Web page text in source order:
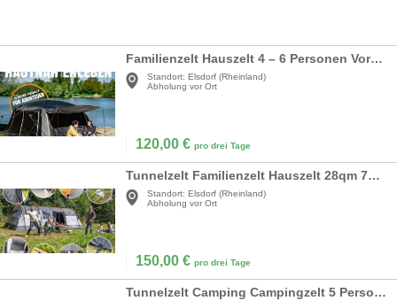
Familienzelt Hauszelt 4 – 6 Personen Vorzelt Großzelt wasserdicht Stehhöhe Campingzelt Zelt
Standort: Elsdorf (Rheinland)
Abholung vor Ort
120,00 € pro drei Tage
Tunnelzelt Familienzelt Hauszelt 28qm 7000x4050x2150 12 Personen Campingzelte 2 Kabinen Zeltboden
Standort: Elsdorf (Rheinland)
Abholung vor Ort
150,00 € pro drei Tage
Tunnelzelt Camping Campingzelt 5 Personen 4950x3700x2000 Campingzelte Baldachin-Überdachung